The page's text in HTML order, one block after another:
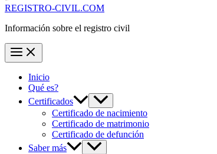
REGISTRO-CIVIL.COM
Información sobre el registro civil
Inicio
Qué es?
Certificados
Certificado de nacimiento
Certificado de matrimonio
Certificado de defunción
Saber más